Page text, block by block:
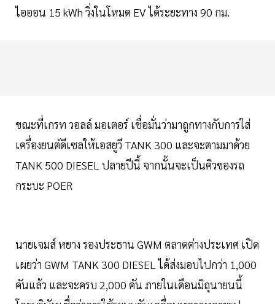
ไอออน 15 kWh วิ่งในโหมด EV ได้ระยะทาง 90 กม.
ขณะที่เกรท วอลล์ มอเตอร์ เชื่อมั่นว่ามาถูกทางกับการใส่
เครื่องยนต์ดีเซลให้เอสยูวี TANK 300 และจะตามมาด้วย
TANK 500 DIESEL ปลายปีนี้ จากนั้นจะเป็นคิวของรถ
กระบะ POER
นายเจมส์ หยาง รองประธาน GWM ตลาดต่างประเทศ เปิด
เผยว่า GWM TANK 300 DIESEL ได้ส่งมอบไปกว่า 1,000
คันแล้ว และจะครบ 2,000 คัน ภายในเดือนมิถุนายนนี้